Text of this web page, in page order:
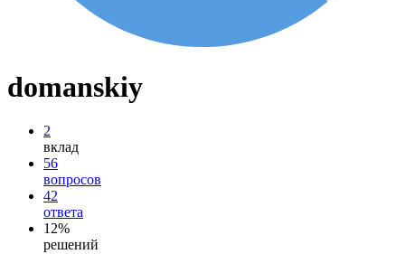
domanskiy
2
вклад
56
вопросов
42
ответа
12%
решений